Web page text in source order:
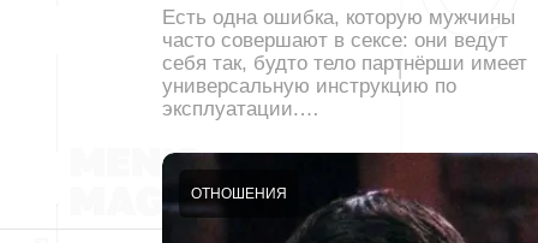
Есть одна ошибка, которую мужчины
часто совершают в сексе: они ведут
себя так, будто тело партнёрши имеет
универсальную инструкцию по
эксплуатации.…
ОТНОШЕНИЯ